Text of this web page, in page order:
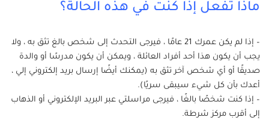
ماذا تفعل إذا كنت في هذه الحالة؟
– إذا لم يكن عمرك 21 عامًا ، فيرجى التحدث إلى شخص بالغ تثق به ، ولا
يجب أن يكون هذا أحد أفراد العائلة ، ويمكن أن يكون مدرسًا أو والدة
صديقًا أو أي شخص آخر تثق به (يمكنك أيضًا إرسال بريد إلكتروني إلي ،
أعدك بأن كل شيء سيبقى سريًا).
– إذا كنت شخصًا بالغًا ، فيرجى مراسلتي عبر البريد الإلكتروني أو الذهاب
إلى أقرب مركز شرطة.